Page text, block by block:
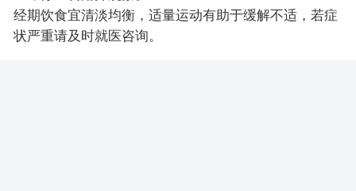
经期饮食宜清淡均衡，适量运动有助于缓解不适，若症
状严重请及时就医咨询。